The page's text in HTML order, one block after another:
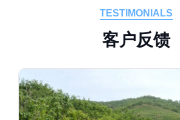
TESTIMONIALS
客户反馈